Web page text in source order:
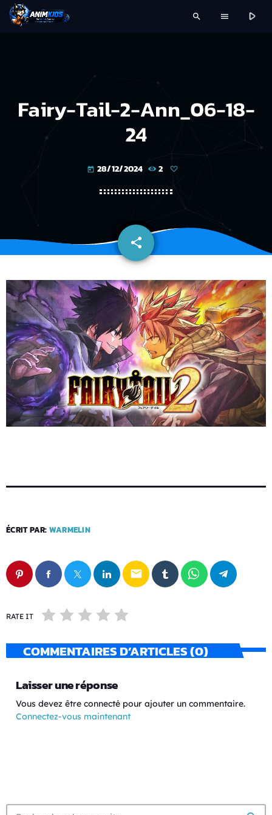
search menu play_arrow
Fairy-Tail-2-Ann_06-18-
24
today 28/12/2024 2
share
email
ÉCRIT PAR: WARMELIN
email
RATE IT
COMMENTAIRES D’ARTICLES (0)
Laisser une réponse
Vous devez être connecté pour ajouter un commentaire.
Connectez-vous maintenant